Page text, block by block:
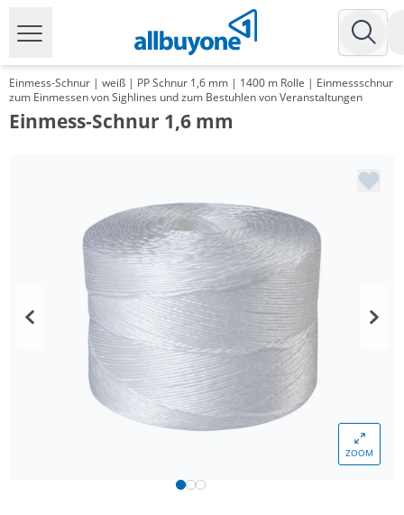
Einmess-Schnur | weiß | PP Schnur 1,6 mm | 1400 m Rolle | Einmessschnur
zum Einmessen von Sighlines und zum Bestuhlen von Veranstaltungen
Einmess-Schnur 1,6 mm
ZOOM